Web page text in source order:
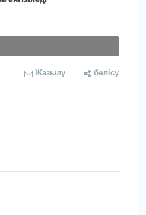
Жазылу бөлісу